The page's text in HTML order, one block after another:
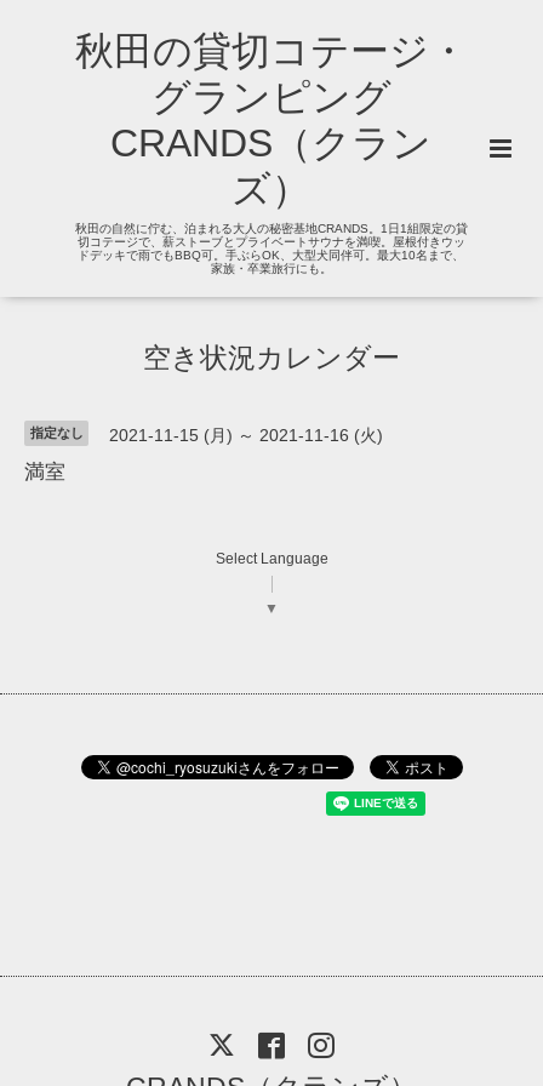
秋田の貸切コテージ・
グランピング
CRANDS（クラン
ズ）
秋田の自然に佇む、泊まれる大人の秘密基地CRANDS。1日1組限定の貸
切コテージで、薪ストーブとプライベートサウナを満喫。屋根付きウッ
ドデッキで雨でもBBQ可。手ぶらOK、大型犬同伴可。最大10名まで、
家族・卒業旅行にも。
空き状況カレンダー
指定なし 2021-11-15 (月) ～ 2021-11-16 (火)
満室
Select Language
▼